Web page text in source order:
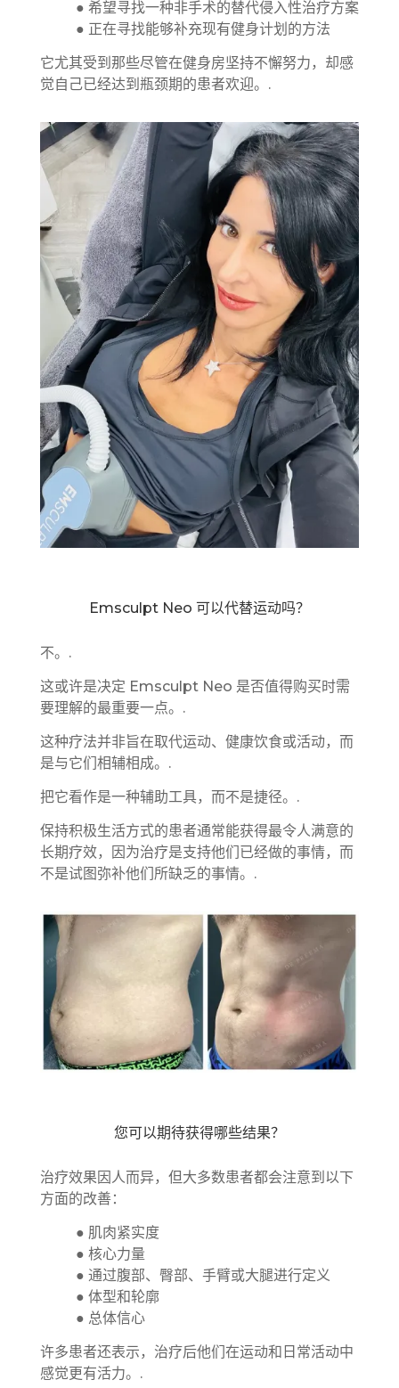
● 希望寻找一种非手术的替代侵入性治疗方案
● 正在寻找能够补充现有健身计划的方法
它尤其受到那些尽管在健身房坚持不懈努力，却感
觉自己已经达到瓶颈期的患者欢迎。.
Emsculpt Neo 可以代替运动吗？
不。.
这或许是决定 Emsculpt Neo 是否值得购买时需
要理解的最重要一点。.
这种疗法并非旨在取代运动、健康饮食或活动，而
是与它们相辅相成。.
把它看作是一种辅助工具，而不是捷径。.
保持积极生活方式的患者通常能获得最令人满意的
长期疗效，因为治疗是支持他们已经做的事情，而
不是试图弥补他们所缺乏的事情。.
您可以期待获得哪些结果？
治疗效果因人而异，但大多数患者都会注意到以下
方面的改善：
● 肌肉紧实度
● 核心力量
● 通过腹部、臀部、手臂或大腿进行定义
● 体型和轮廓
● 总体信心
许多患者还表示，治疗后他们在运动和日常活动中
感觉更有活力。.